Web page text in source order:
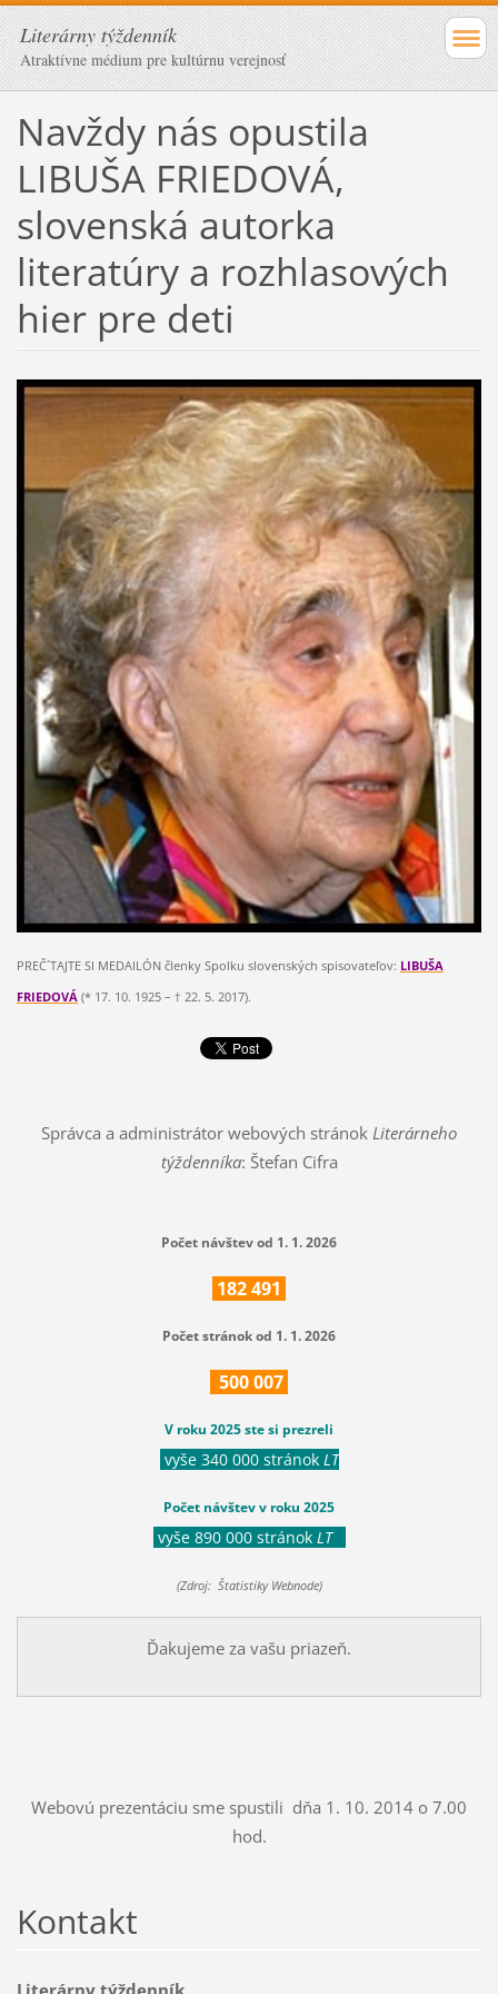
Literárny týždenník
Atraktívne médium pre kultúrnu verejnosť
Navždy nás opustila
LIBUŠA FRIEDOVÁ,
slovenská autorka
literatúry a rozhlasových
hier pre deti
PREČ´TAJTE SI MEDAILÓN členky Spolku slovenských spisovateľov: LIBUŠA
FRIEDOVÁ(* 17. 10. 1925 – † 22. 5. 2017).
Správca a administrátor webových stránok Literárneho
týždenníka: Štefan Cifra
Počet návštev od 1. 1. 2026
182491
Počet stránok od 1. 1. 2026
500007
V roku 2025 ste si prezreli
vyše 340 000 stránok LT
Počet návštev v roku 2025
vyše 890 000 stránok LT
(Zdroj: Štatistiky Webnode)
Ďakujeme za vašu priazeň.
Webovú prezentáciu sme spustili dňa 1. 10. 2014 o 7.00
hod.
Kontakt